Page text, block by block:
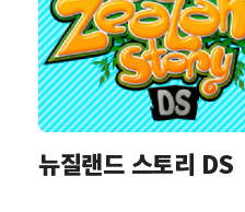
뉴질랜드 스토리 DS